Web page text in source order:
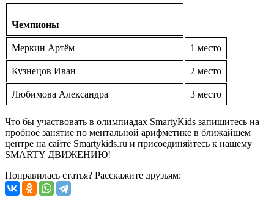
Чемпионы
Меркин Артём 1 место
Кузнецов Иван 2 место
Любимова Александра 3 место
Что бы участвовать в олимпиадах SmartyKids запишитесь на
пробное занятие по ментальной арифметике в ближайшем
центре на сайте Smartykids.ru и присоединяйтесь к нашему
SMARTY ДВИЖЕНИЮ!
Понравилась статья? Расскажите друзьям: